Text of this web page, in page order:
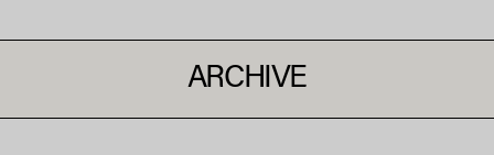
ARCHIVE